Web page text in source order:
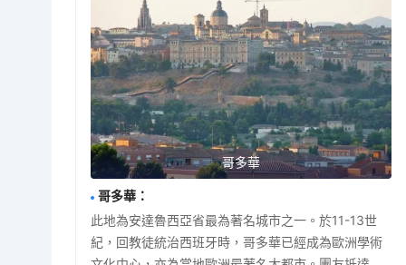
哥多華
哥多華 ：
此地為安達魯西亞省最為著名城市之一。於11-13世
紀，回教徒統治西班牙時，哥多華已經成為歐洲學術